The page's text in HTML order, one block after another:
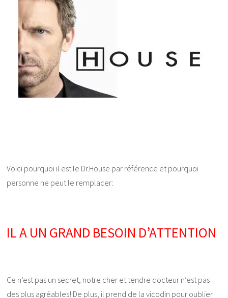
Voici pourquoi il est le Dr.House par référence et pourquoi
personne ne peut le remplacer:
IL A UN GRAND BESOIN D’ATTENTION
Ce n’est pas un secret, notre cher et tendre docteur n’est pas
des plus agréables! De plus, il prend de la vicodin pour oublier